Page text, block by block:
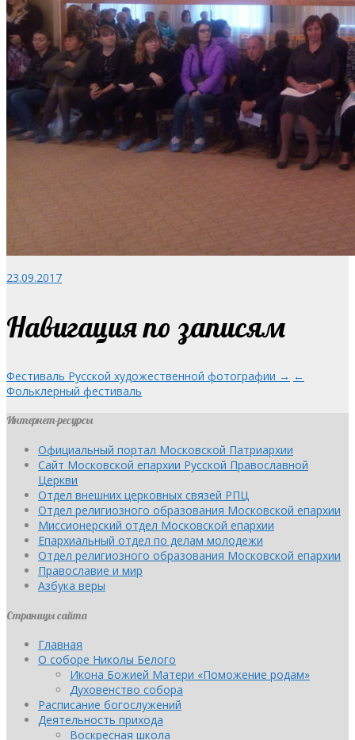
23.09.2017
Навигация по записям
Фестиваль Русской художественной фотографии → ←
Фольклерный фестиваль
Интернет-ресурсы
Официальный портал Московской Патриархии
Сайт Московской епархии Русской Православной
Церкви
Отдел внешних церковных связей РПЦ
Отдел религиозного образования Московской епархии
Миссионерский отдел Московской епархии
Епархиальный отдел по делам молодежи
Отдел религиозного образования Московской епархии
Православие и мир
Азбука веры
Страницы сайта
Главная
О соборе Николы Белого
Икона Божией Матери «Поможение родам»
Духовенство собора
Расписание богослужений
Деятельность прихода
Воскресная школа